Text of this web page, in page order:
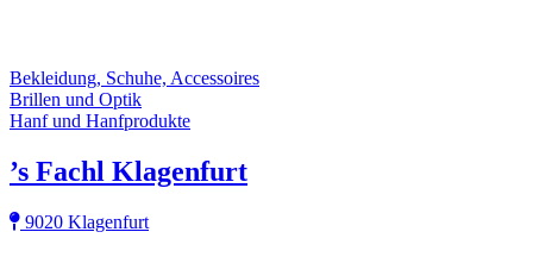
Bekleidung, Schuhe, Accessoires
Brillen und Optik
Hanf und Hanfprodukte
’s Fachl Klagenfurt
9020 Klagenfurt